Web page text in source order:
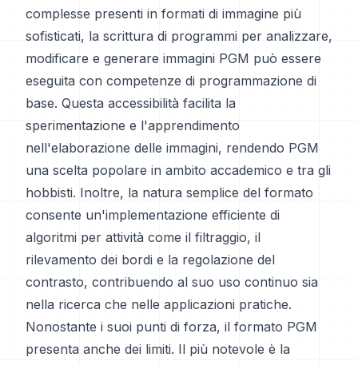
complesse presenti in formati di immagine più
sofisticati, la scrittura di programmi per analizzare,
modificare e generare immagini PGM può essere
eseguita con competenze di programmazione di
base. Questa accessibilità facilita la
sperimentazione e l'apprendimento
nell'elaborazione delle immagini, rendendo PGM
una scelta popolare in ambito accademico e tra gli
hobbisti. Inoltre, la natura semplice del formato
consente un'implementazione efficiente di
algoritmi per attività come il filtraggio, il
rilevamento dei bordi e la regolazione del
contrasto, contribuendo al suo uso continuo sia
nella ricerca che nelle applicazioni pratiche.
Nonostante i suoi punti di forza, il formato PGM
presenta anche dei limiti. Il più notevole è la